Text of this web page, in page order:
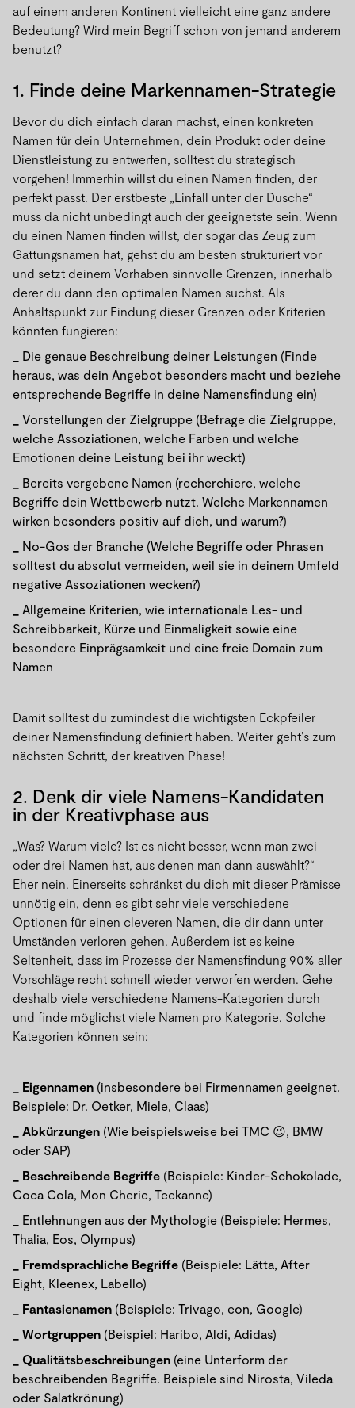
auf einem anderen Kontinent vielleicht eine ganz andere
Bedeutung? Wird mein Begriff schon von jemand anderem
benutzt?
1. Finde deine Markennamen-Strategie
Bevor du dich einfach daran machst, einen konkreten
Namen für dein Unternehmen, dein Produkt oder deine
Dienstleistung zu entwerfen, solltest du strategisch
vorgehen! Immerhin willst du einen Namen finden, der
perfekt passt. Der erstbeste „Einfall unter der Dusche“
muss da nicht unbedingt auch der geeignetste sein. Wenn
du einen Namen finden willst, der sogar das Zeug zum
Gattungsnamen hat, gehst du am besten strukturiert vor
und setzt deinem Vorhaben sinnvolle Grenzen, innerhalb
derer du dann den optimalen Namen suchst. Als
Anhaltspunkt zur Findung dieser Grenzen oder Kriterien
könnten fungieren:
Die genaue Beschreibung deiner Leistungen (Finde
heraus, was dein Angebot besonders macht und beziehe
entsprechende Begriffe in deine Namensfindung ein)
Vorstellungen der Zielgruppe (Befrage die Zielgruppe,
welche Assoziationen, welche Farben und welche
Emotionen deine Leistung bei ihr weckt)
Bereits vergebene Namen (recherchiere, welche
Begriffe dein Wettbewerb nutzt. Welche Markennamen
wirken besonders positiv auf dich, und warum?)
No-Gos der Branche (Welche Begriffe oder Phrasen
solltest du absolut vermeiden, weil sie in deinem Umfeld
negative Assoziationen wecken?)
Allgemeine Kriterien, wie internationale Les- und
Schreibbarkeit, Kürze und Einmaligkeit sowie eine
besondere Einprägsamkeit und eine freie Domain zum
Namen
Damit solltest du zumindest die wichtigsten Eckpfeiler
deiner Namensfindung definiert haben. Weiter geht’s zum
nächsten Schritt, der kreativen Phase!
2. Denk dir viele Namens-Kandidaten
in der Kreativphase aus
„Was? Warum viele? Ist es nicht besser, wenn man zwei
oder drei Namen hat, aus denen man dann auswählt?“
Eher nein. Einerseits schränkst du dich mit dieser Prämisse
unnötig ein, denn es gibt sehr viele verschiedene
Optionen für einen cleveren Namen, die dir dann unter
Umständen verloren gehen. Außerdem ist es keine
Seltenheit, dass im Prozesse der Namensfindung 90% aller
Vorschläge recht schnell wieder verworfen werden. Gehe
deshalb viele verschiedene Namens-Kategorien durch
und finde möglichst viele Namen pro Kategorie. Solche
Kategorien können sein:
Eigennamen (insbesondere bei Firmennamen geeignet.
Beispiele: Dr. Oetker, Miele, Claas)
Abkürzungen (Wie beispielsweise bei TMC 😉, BMW
oder SAP)
Beschreibende Begriffe (Beispiele: Kinder-Schokolade,
Coca Cola, Mon Cherie, Teekanne)
Entlehnungen aus der Mythologie (Beispiele: Hermes,
Thalia, Eos, Olympus)
Fremdsprachliche Begriffe (Beispiele: Lätta, After
Eight, Kleenex, Labello)
Fantasienamen (Beispiele: Trivago, eon, Google)
Wortgruppen (Beispiel: Haribo, Aldi, Adidas)
Qualitätsbeschreibungen (eine Unterform der
beschreibenden Begriffe. Beispiele sind Nirosta, Vileda
oder Salatkrönung)